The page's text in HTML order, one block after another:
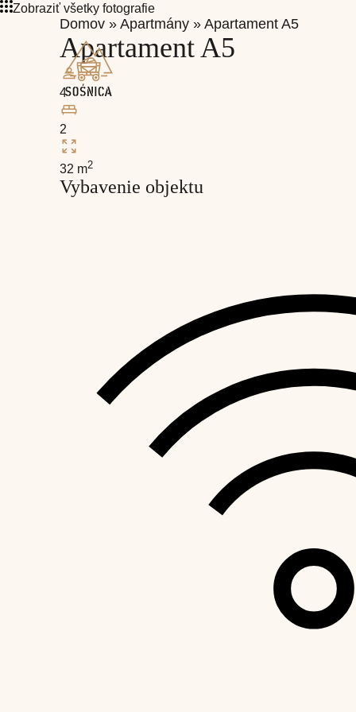
Zobraziť všetky fotografie
Domov » Apartmány » Apartament A5
Apartament A5
4
2
32 m2
Vybavenie objektu